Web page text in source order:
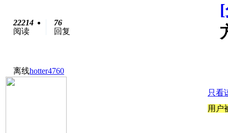
22214
阅读
76
回复
离线hotter4760
只看
用户